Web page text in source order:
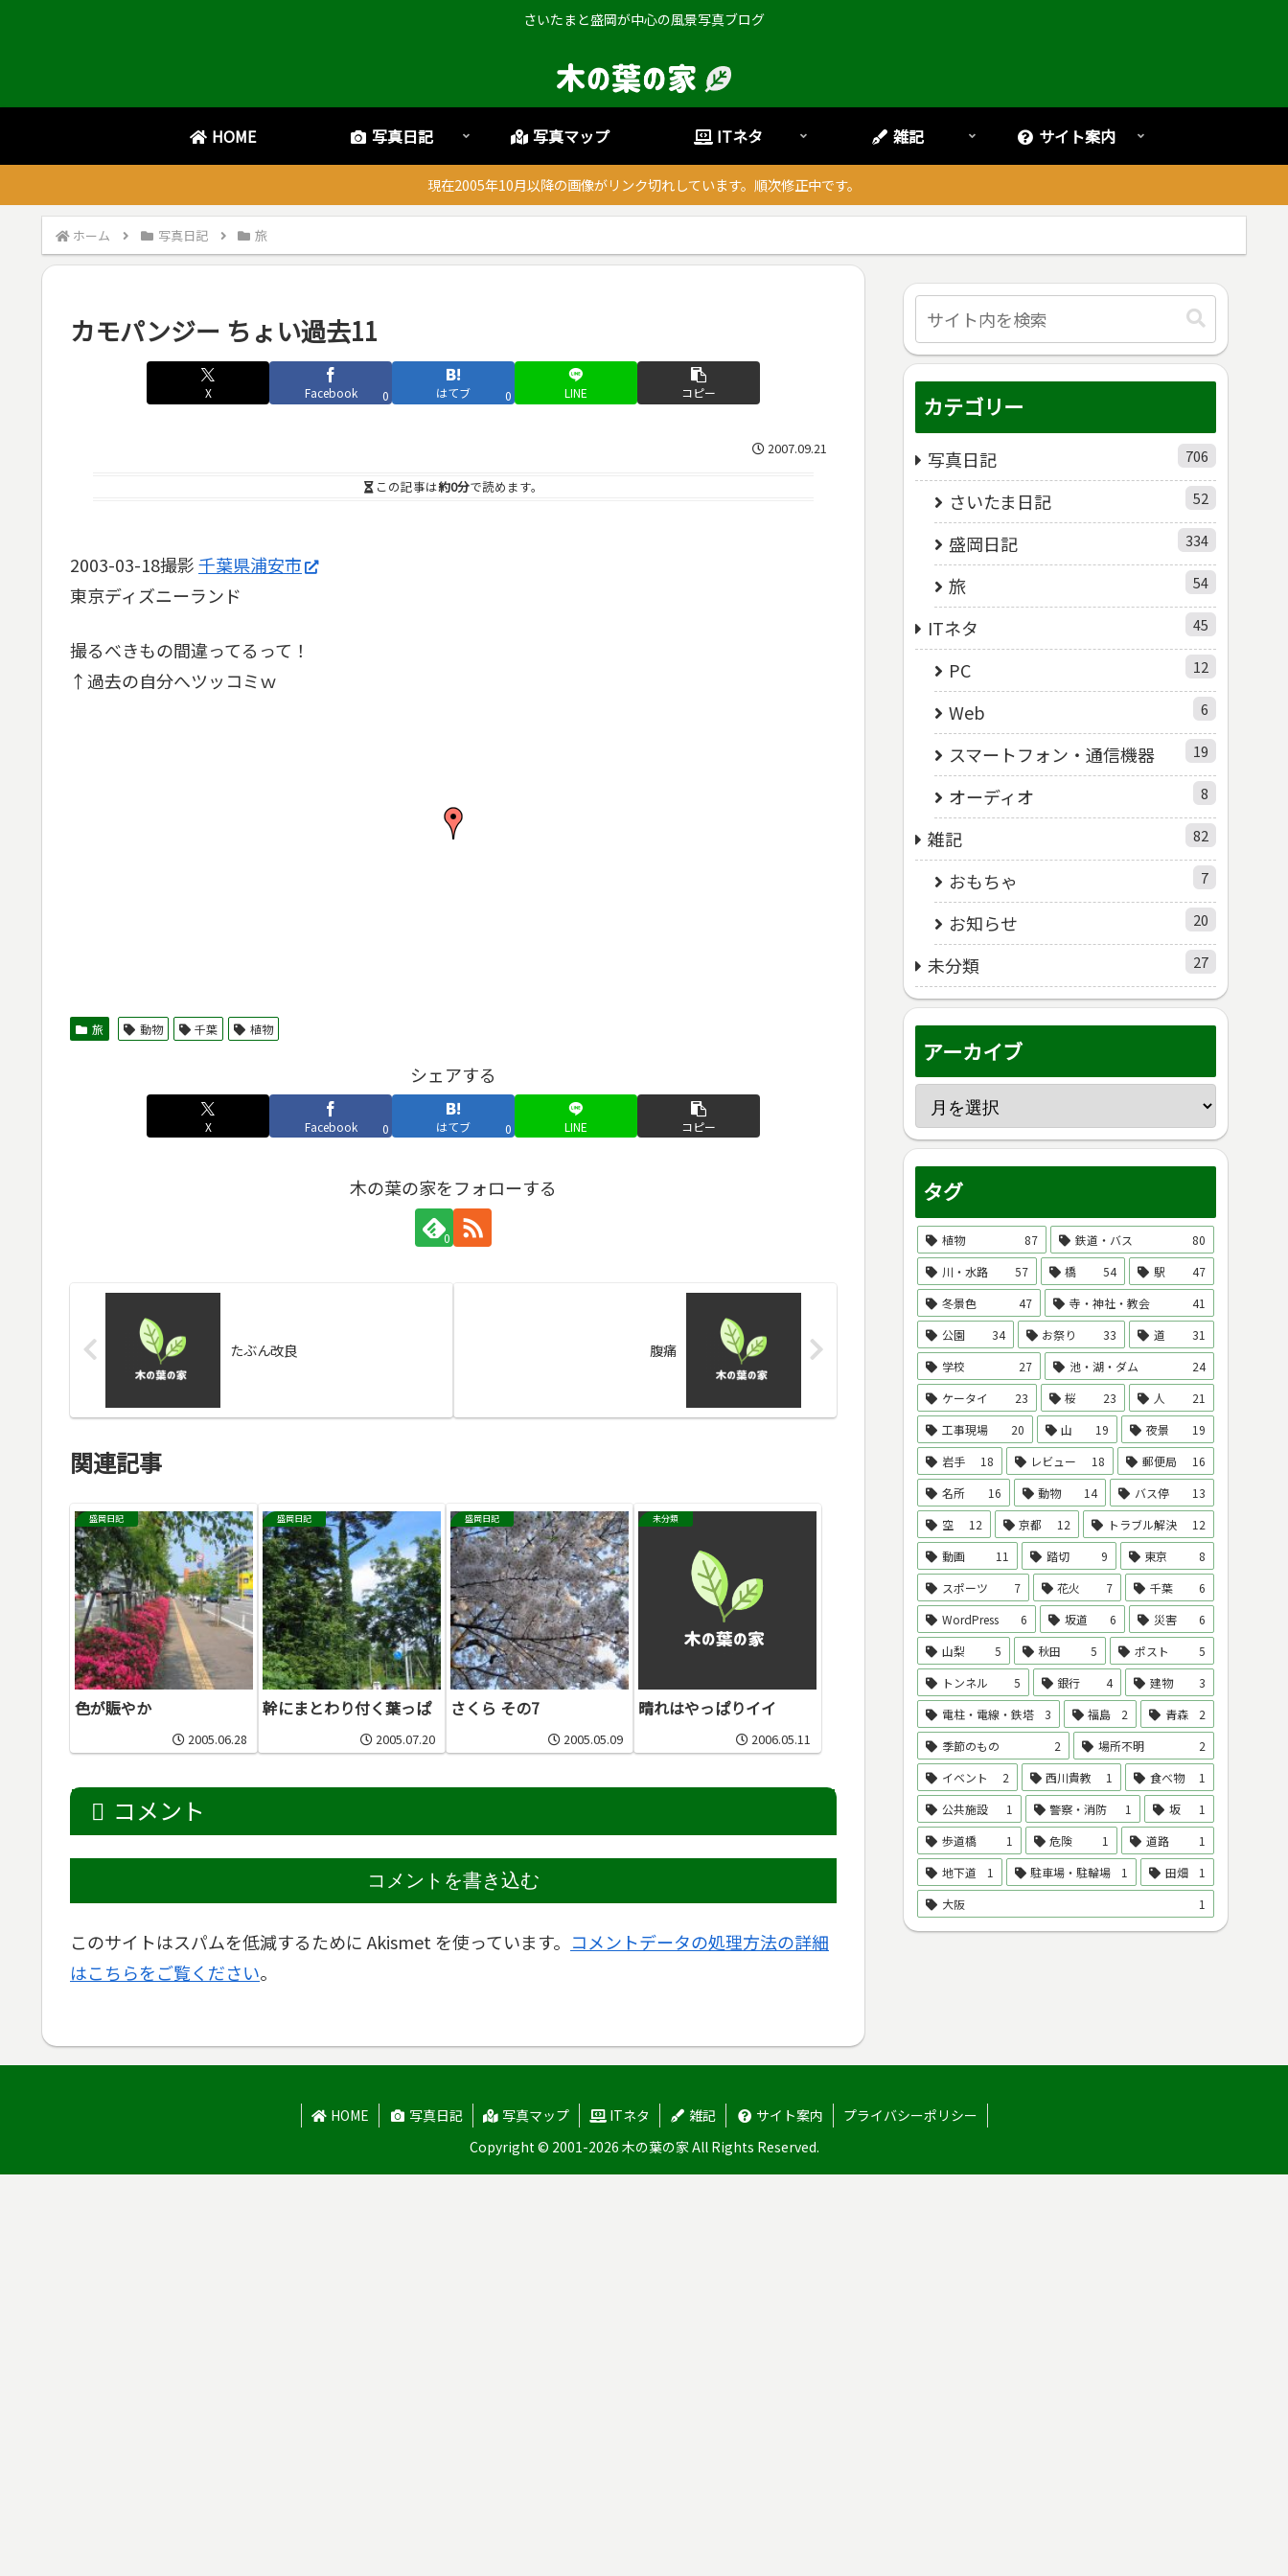
さいたまと盛岡が中心の風景写真ブログ
HOME 写真日記 写真マップ ITネタ 雑記 サイト案内
現在2005年10月以降の画像がリンク切れしています。順次修正中です。
ホーム 写真日記 旅
カモパンジー ちょい過去11
X Facebook 0 はてブ 0 LINE コピー
2007.09.21
この記事は約0分で読めます。
2003-03-18撮影千葉県浦安市
東京ディズニーランド
撮るべきもの間違ってるって！
↑過去の自分へツッコミｗ
旅 動物 千葉 植物
シェアする
X Facebook 0 はてブ 0 LINE コピー
木の葉の家をフォローする
0
たぶん改良 腹痛
関連記事
盛岡日記
色が賑やか
2005.06.28
盛岡日記
幹にまとわり付く葉っぱ
2005.07.20
盛岡日記
さくら その7
2005.05.09
未分類
晴れはやっぱりイイ
2006.05.11
コメント
コメントを書き込む
このサイトはスパムを低減するために Akismet を使っています。 コメントデータの処理方法の詳細
はこちらをご覧ください。
カテゴリー
写真日記 706
さいたま日記 52
盛岡日記 334
旅 54
ITネタ 45
PC 12
Web 6
スマートフォン・通信機器 19
オーディオ 8
雑記 82
おもちゃ 7
お知らせ 20
未分類 27
アーカイブ
タグ
植物 87 鉄道・バス
80
川・水路
57 橋 54 駅
47
冬景色
47 寺・神社・教会
41
公園
34 お祭り 33 道
31
学校
27 池・湖・ダム
24
ケータイ
23 桜 23 人
21
工事現場
20 山 19 夜景
19
岩手
18 レビュー 18 郵便局
16
名所
16 動物 14 バス停
13
空
12 京都 12 トラブル解決
12
動画
11 踏切 9 東京
8
スポーツ
7 花火 7 千葉
6
WordPress
6 坂道 6 災害
6
山梨
5 秋田 5 ポスト
5
トンネル
5 銀行 4 建物
3
電柱・電線・鉄塔
3 福島 2 青森
2
季節のもの
2 場所不明
2
イベント
2 西川貴教 1 食べ物
1
公共施設
1 警察・消防 1 坂
1
歩道橋
1 危険 1 道路
1
地下道
1 駐車場・駐輪場 1 田畑
1
大阪
1
HOME 写真日記 写真マップ ITネタ 雑記 サイト案内
プライバシーポリシー
Copyright © 2001-2026 木の葉の家 All Rights Reserved.